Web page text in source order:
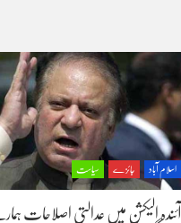
اسلام آباد جائزے سیاست
آئندہ الیکشن میں عدالتی اصلاحات